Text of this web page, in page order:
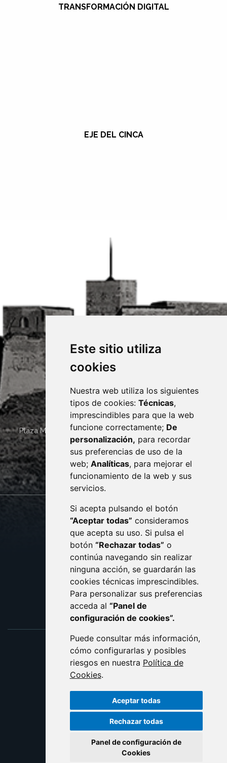
Este sitio utiliza
cookies
Nuestra web utiliza los siguientes
tipos de cookies: Técnicas,
imprescindibles para que la web
funcione correctamente; De
personalización, para recordar
sus preferencias de uso de la
web; Analíticas, para mejorar el
funcionamiento de la web y sus
servicios.
Si acepta pulsando el botón
“Aceptar todas” consideramos
que acepta su uso. Si pulsa el
botón “Rechazar todas” o
continúa navegando sin realizar
ninguna acción, se guardarán las
cookies técnicas imprescindibles.
Para personalizar sus preferencias
acceda al “Panel de
configuración de cookies”.
Puede consultar más información,
cómo configurarlas y posibles
riesgos en nuestra Política de
Cookies.
Aceptar todas
Rechazar todas
Panel de configuración de
Cookies
TRANSFORMACIÓN DIGITAL
EJE DEL CINCA
Plaza Mayor 4 22400 MONZÓN - ARAGÓN (ESPAÑA)
· (34) 974 400 700 ·
sac@monzon.es
monzon.es
CONTACTO
AVISO LEGAL
PROTECCIÓN DE DATOS
POLÍTICA DE COOKIES
ACCESIBILIDAD
ENLACE EXTERNO AL